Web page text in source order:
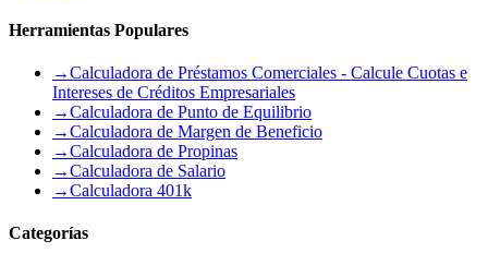
Herramientas Populares
→Calculadora de Préstamos Comerciales - Calcule Cuotas e
Intereses de Créditos Empresariales
→Calculadora de Punto de Equilibrio
→Calculadora de Margen de Beneficio
→Calculadora de Propinas
→Calculadora de Salario
→Calculadora 401k
Categorías